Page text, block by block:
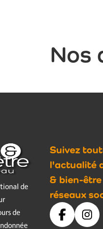
Nos
de
de
Suivez
l'actualité
& bien-
réseaux